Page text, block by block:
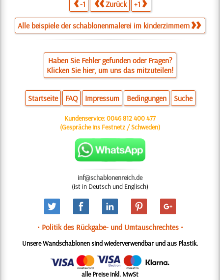
-1 Zurück +1
Alle beispiele der schablonenmalerei im kinderzimmern
Haben Sie Fehler gefunden oder Fragen?
Klicken Sie hier, um uns das mitzuteilen!
Startseite FAQ Impressum Bedingungen Suche
Kundenservice:0046 812 400 477
(Gespräche ins Festnetz / Schweden)
inf@schablonenreich.de
(ist in Deutsch und Englisch)
• Politik des Rückgabe- und Umtauschrechtes •
Unsere Wandschablonen sind wiederverwendbar und aus Plastik.
alle Preise inkl. MwSt